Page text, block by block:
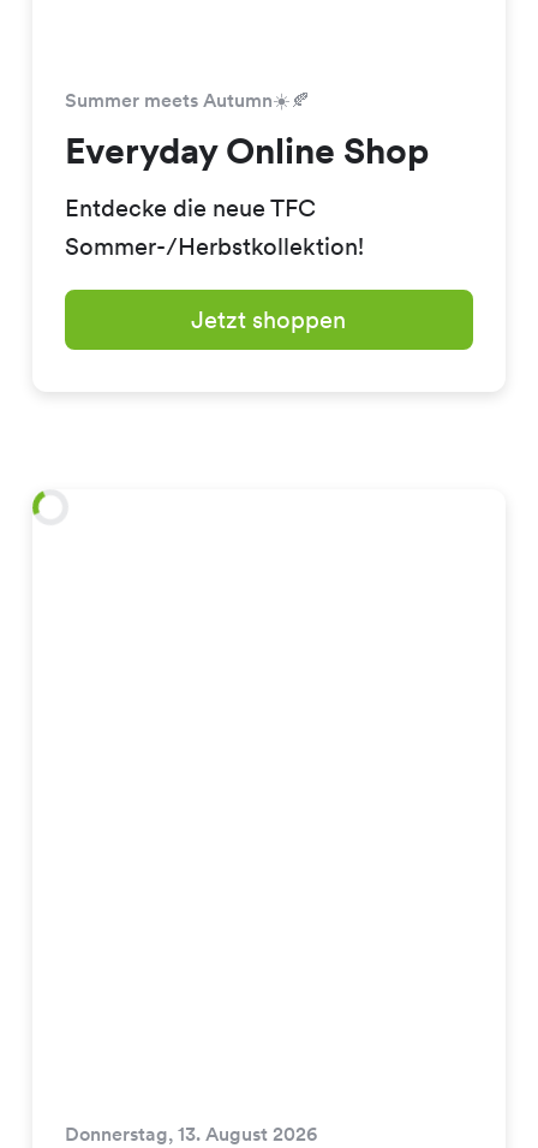
Summer meets Autumn☀️🍂
Everyday Online Shop
Entdecke die neue TFC
Sommer-/Herbstkollektion!
Jetzt shoppen
Donnerstag, 13. August 2026